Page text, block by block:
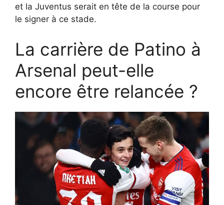
et la Juventus serait en tête de la course pour
le signer à ce stade.
La carrière de Patino à
Arsenal peut-elle
encore être relancée ?